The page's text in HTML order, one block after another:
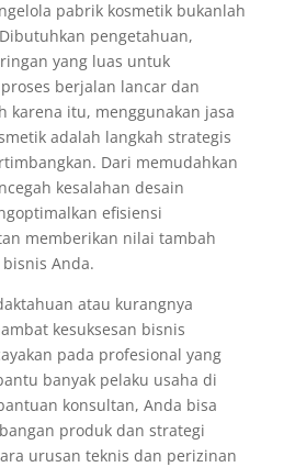
pabrik kosmetik bukanlah
pengetahuan,
yang luas untuk
berjalan lancar dan
karena itu, menggunakan jasa
adalah langkah strategis
Dari memudahkan
kesalahan desain
efisiensi
memberikan nilai tambah
Anda.
atau kurangnya
kesuksesan bisnis
pada profesional yang
banyak pelaku usaha di
konsultan, Anda bisa
produk dan strategi
urusan teknis dan perizinan